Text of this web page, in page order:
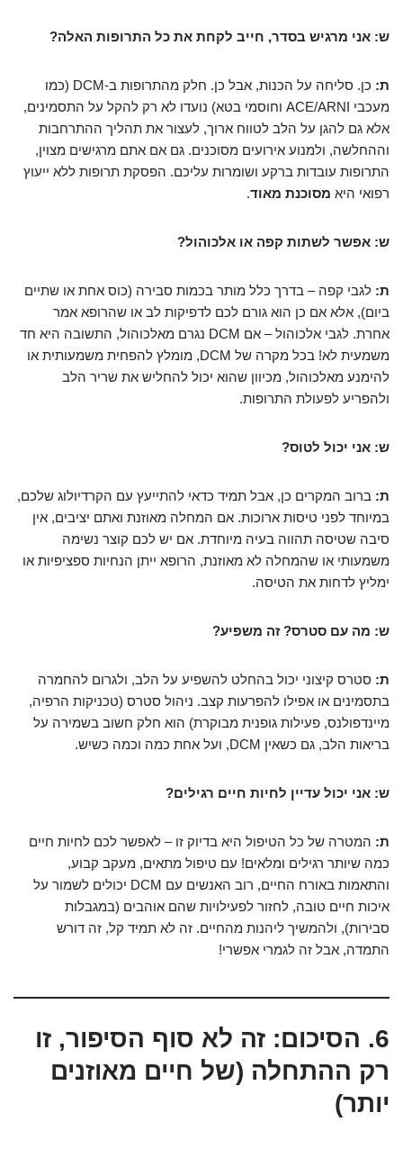
ש: אני מרגיש בסדר, חייב לקחת את כל התרופות האלה?
ת:
כן. סליחה על הכנות, אבל כן. חלק מהתרופות ב-DCM (כמו
מעכבי ACE/ARNI וחוסמי בטא) נועדו לא רק להקל על התסמינים,
אלא גם להגן על הלב לטווח ארוך, לעצור את תהליך ההתרחבות
וההחלשה, ולמנוע אירועים מסוכנים. גם אם אתם מרגישים מצוין,
התרופות עובדות ברקע ושומרות עליכם. הפסקת תרופות ללא ייעוץ
רפואי היא מסוכנת מאוד.
ש: אפשר לשתות קפה או אלכוהול?
ת: לגבי קפה – בדרך כלל מותר בכמות סבירה (כוס אחת או שתיים
ביום), אלא אם כן הוא גורם לכם לדפיקות לב או שהרופא אמר
אחרת. לגבי אלכוהול – אם DCM נגרם מאלכוהול, התשובה היא חד
משמעית לא! בכל מקרה של DCM, מומלץ להפחית משמעותית או
להימנע מאלכוהול, מכיוון שהוא יכול להחליש את שריר הלב
ולהפריע לפעולת התרופות.
ש: אני יכול לטוס?
ת: ברוב המקרים כן, אבל תמיד כדאי להתייעץ עם הקרדיולוג שלכם,
במיוחד לפני טיסות ארוכות. אם המחלה מאוזנת ואתם יציבים, אין
סיבה שטיסה תהווה בעיה מיוחדת. אם יש לכם קוצר נשימה
משמעותי או שהמחלה לא מאוזנת, הרופא ייתן הנחיות ספציפיות או
ימליץ לדחות את הטיסה.
ש: מה עם סטרס? זה משפיע?
ת: סטרס קיצוני יכול בהחלט להשפיע על הלב, ולגרום להחמרה
בתסמינים או אפילו להפרעות קצב. ניהול סטרס (טכניקות הרפיה,
מיינדפולנס, פעילות גופנית מבוקרת) הוא חלק חשוב בשמירה על
בריאות הלב, גם כשאין DCM, ועל אחת כמה וכמה כשיש.
ש: אני יכול עדיין לחיות חיים רגילים?
ת: המטרה של כל הטיפול היא בדיוק זו – לאפשר לכם לחיות חיים
כמה שיותר רגילים ומלאים! עם טיפול מתאים, מעקב קבוע,
והתאמות באורח החיים, רוב האנשים עם DCM יכולים לשמור על
איכות חיים טובה, לחזור לפעילויות שהם אוהבים (במגבלות
סבירות), ולהמשיך ליהנות מהחיים. זה לא תמיד קל, זה דורש
התמדה, אבל זה לגמרי אפשרי!
6. הסיכום: זה לא סוף הסיפור, זו
רק ההתחלה (של חיים מאוזנים
יותר)